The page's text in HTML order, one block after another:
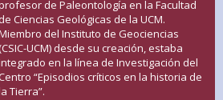
de Paleontología en la Facultad
de Ciencias Geológicas de la UCM.
del Instituto de Geociencias
UCM) desde su creación, estaba
en la línea de Investigación del
“Episodios críticos en la historia de
Tierra”.